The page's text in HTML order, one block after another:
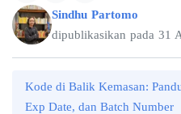
Sindhu Partomo
dipublikasikan pada 31
Kode di Balik Kemasan:
Exp Date, dan Batch Number